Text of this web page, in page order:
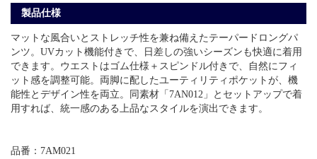
製品仕様
マットな風合いとストレッチ性を兼ね備えたテーパードロングパ
ンツ。UVカット機能付きで、日差しの強いシーズンも快適に着用
できます。ウエストはゴム仕様＋スピンドル付きで、自然にフィ
ット感を調整可能。両脚に配したユーティリティポケットが、機
能性とデザイン性を両立。同素材「7AN012」とセットアップで着
用すれば、統一感のある上品なスタイルを演出できます。
品番：7AM021